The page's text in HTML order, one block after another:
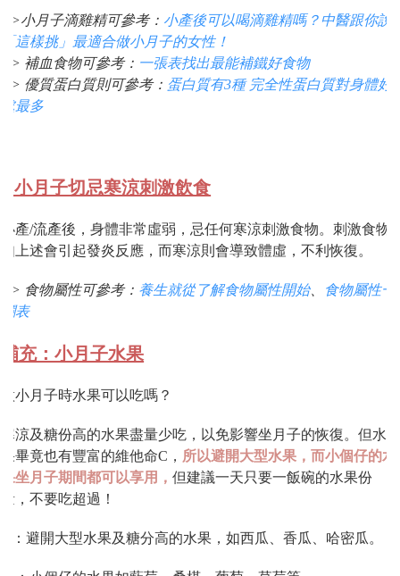
>>小月子滴雞精可參考： 小產後可以喝滴雞精嗎？中醫跟你說
「這樣挑」最適合做小月子的女性！
>> 補血食物可參考： 一張表找出最能補鐵好食物
>> 優質蛋白質則可參考： 蛋白質有3種 完全性蛋白質對身體好
處最多
3.小月子切忌寒涼刺激飲食
小產/流產後，身體非常虛弱，忌任何寒涼刺激食物。刺激食物
如上述會引起發炎反應，而寒涼則會導致體虛，不利恢復。
>> 食物屬性可參考： 養生就從了解食物屬性開始、
食物屬性一
欄表
補充：小月子水果
做小月子時水果可以吃嗎？
寒涼及糖份高的水果盡量少吃，以免影響坐月子的恢復。但水
果畢竟也有豐富的維他命C， 所以避開大型水果，而小個仔的水
果坐月子期間都可以享用，但建議一天只要一飯碗的水果份
量，不要吃超過！
X：避開大型水果及糖分高的水果，如西瓜、香瓜、哈密瓜。